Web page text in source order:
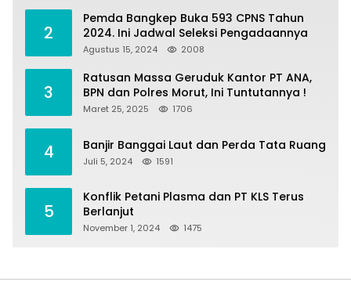
2
Pemda Bangkep Buka 593 CPNS Tahun
2024. Ini Jadwal Seleksi Pengadaannya
Agustus 15, 2024 2008
3
Ratusan Massa Geruduk Kantor PT ANA,
BPN dan Polres Morut, Ini Tuntutannya !
Maret 25, 2025 1706
4 Banjir Banggai Laut dan Perda Tata Ruang
Juli 5, 2024 1591
5
Konflik Petani Plasma dan PT KLS Terus
Berlanjut
November 1, 2024 1475